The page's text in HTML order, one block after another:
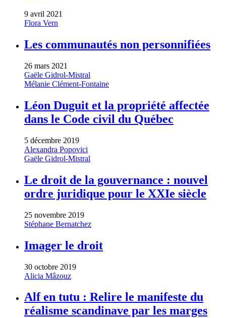
9 avril 2021
Flora Vern
Les communautés non personnifiées
26 mars 2021
Gaële Gidrol-Mistral
Mélanie Clément-Fontaine
Léon Duguit et la propriété affectée
dans le Code civil du Québec
5 décembre 2019
Alexandra Popovici
Gaële Gidrol-Mistral
Le droit de la gouvernance : nouvel
ordre juridique pour le XXIe siècle
25 novembre 2019
Stéphane Bernatchez
Imager le droit
30 octobre 2019
Alicia Mâzouz
Alf en tutu : Relire le manifeste du
réalisme scandinave par les marges